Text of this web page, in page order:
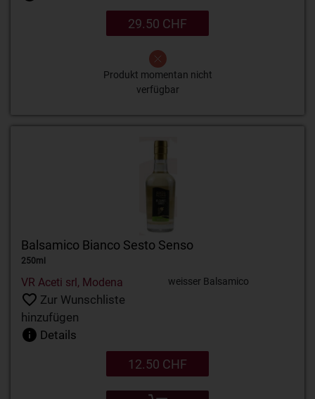
29.50 CHF
Produkt momentan nicht
verfügbar
Balsamico Bianco Sesto Senso
250ml
VR Aceti srl, Modena weisser Balsamico
Zur Wunschliste
hinzufügen
Details
12.50 CHF